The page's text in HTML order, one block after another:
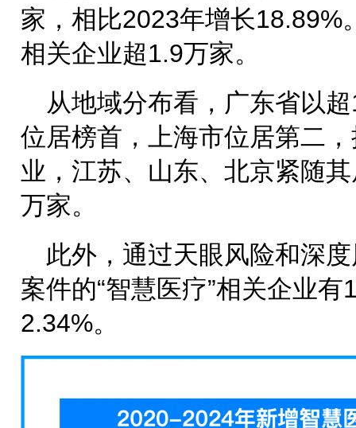
家，相比2023年增长18.89%
相关企业超1.9万家。
从地域分布看，广东省以
位居榜首，上海市位居第二
业，江苏、山东、北京紧随
万家。
此外，通过天眼风险和深
案件的“智慧医疗”相关企业
2.34%。